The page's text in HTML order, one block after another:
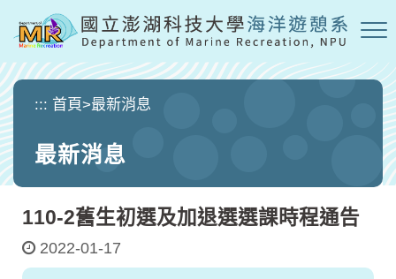
要
內
容
區
塊
::: 首頁>最新消息
最新消息
110-2舊生初選及加退選選課時程通告
2022-01-17